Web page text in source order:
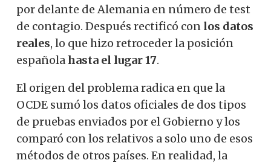
por delante de Alemania en número de test
de contagio. Después rectificó con los datos
reales, lo que hizo retroceder la posición
españolahasta el lugar 17.
El origen del problema radica en que la
OCDE sumó los datos oficiales de dos tipos
de pruebas enviados por el Gobierno y los
comparó con los relativos a solo uno de esos
métodos de otros países. En realidad, la